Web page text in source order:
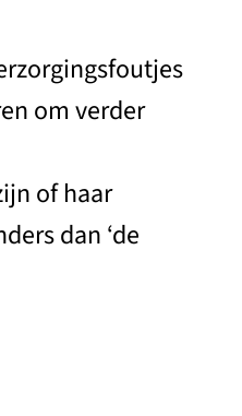
om verder
of haar
dan ‘de